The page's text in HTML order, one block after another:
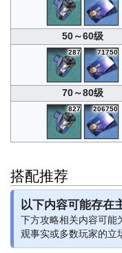
50～60级
287 71750
70～80级
827 206750
搭配推荐
以下内容可能存在
下方攻略相关内容可能
观事实或多数玩家的立